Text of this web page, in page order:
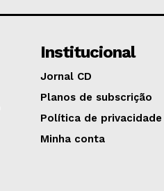
Institucional
Jornal CD
Planos de subscrição
Política de privacidade
Minha conta